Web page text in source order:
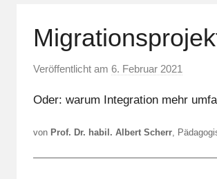
Veröffentlicht am 6. Februar 2021
n
F
Oder: warum Integration mehr
von Prof. Dr. habil. Albert Scherr ,